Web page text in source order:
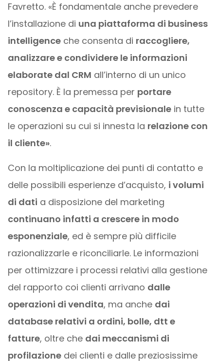
Favretto. «È fondamentale anche prevedere
l’installazione di una piattaforma di business
intelligenceche consenta di raccogliere,
analizzare e condividere le informazioni
elaborate dal CRM all’interno di un unico
repository. È la premessa per portare
conoscenza e capacità previsionalein tutte
le operazioni su cui si innesta la relazione con
il cliente».
Con la moltiplicazione dei punti di contatto e
delle possibili esperienze d’acquisto, i volumi
di dati a disposizione del marketing
continuano infatti a crescere in modo
esponenziale, ed è sempre più difficile
razionalizzarle e riconciliarle. Le informazioni
per ottimizzare i processi relativi alla gestione
del rapporto coi clienti arrivano dalle
operazioni di vendita, ma anche dai
database relativi a ordini, bolle, dtt e
fatture, oltre che dai meccanismi di
profilazionedei clienti e dalle preziosissime